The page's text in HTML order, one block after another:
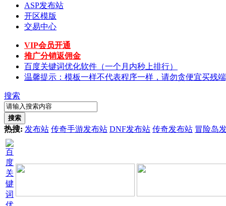
ASP发布站
开区模版
交易中心
VIP会员开通
推广分销返佣金
百度关键词优化软件（一个月内秒上排行）
温馨提示：模板一样不代表程序一样，请勿贪便宜买残
搜索
搜索
热搜: 发布站 传奇手游发布站 DNF发布站 传奇发布站 冒险岛